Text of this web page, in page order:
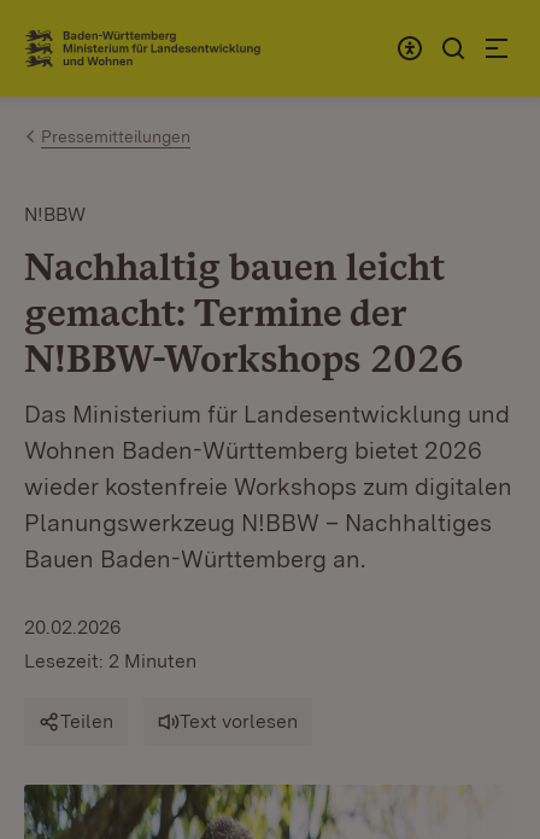
Zum Inhalt springen
Link zur Startseite
Pressemitteilungen
N!BBW
Nachhaltig bauen leicht
gemacht: Termine der
N!BBW-Workshops 2026
Das Ministerium für Landesentwicklung und
Wohnen Baden-Württemberg bietet 2026
wieder kostenfreie Workshops zum digitalen
Planungswerkzeug N!BBW – Nachhaltiges
Bauen Baden-Württemberg an.
20.02.2026
Lesezeit: 2 Minuten
Teilen Text vorlesen